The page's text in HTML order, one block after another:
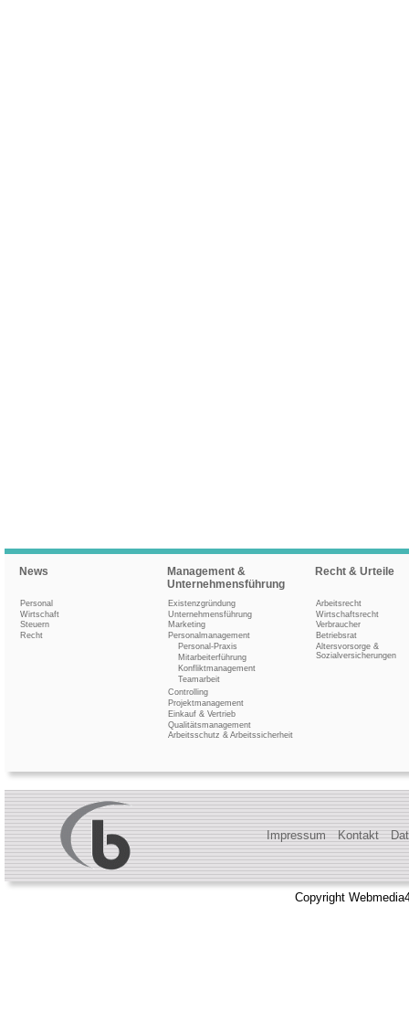
News
Personal
Wirtschaft
Steuern
Recht
Management &
Unternehmensführung
Existenzgründung
Unternehmensführung
Marketing
Personalmanagement
Personal-Praxis
Mitarbeiterführung
Konfliktmanagement
Teamarbeit
Controlling
Projektmanagement
Einkauf & Vertrieb
Qualitätsmanagement
Arbeitsschutz & Arbeitssicherheit
Recht & Urteile
Arbeitsrecht
Wirtschaftsrecht
Verbraucher
Betriebsrat
Altersvorsorge &
Sozialversicherungen
Impressum Kontakt
Copyright